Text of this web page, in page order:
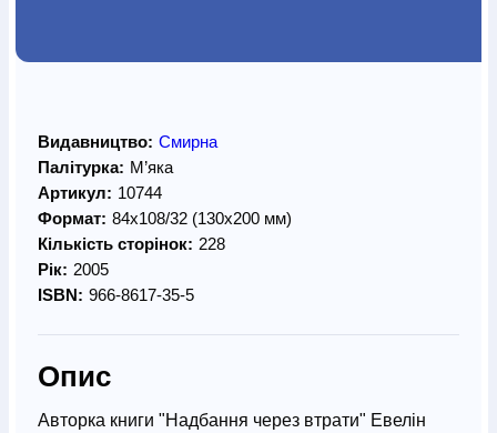
Видавництво: Смирна
Палітурка: М’яка
Артикул: 10744
Формат: 84х108/32 (130х200 мм)
Кількість сторінок: 228
Рік: 2005
ISBN: 966-8617-35-5
Опис
Авторка книги "Надбання через втрати" Евелін